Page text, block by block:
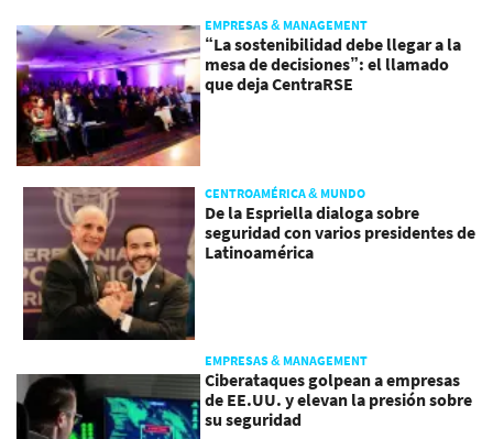
EMPRESAS & MANAGEMENT
“La sostenibilidad debe llegar a la
mesa de decisiones”: el llamado
que deja CentraRSE
CENTROAMÉRICA & MUNDO
De la Espriella dialoga sobre
seguridad con varios presidentes de
Latinoamérica
EMPRESAS & MANAGEMENT
Ciberataques golpean a empresas
de EE.UU. y elevan la presión sobre
su seguridad